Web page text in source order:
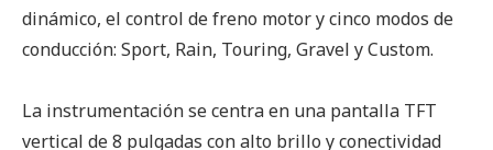
dinámico, el control de freno motor y cinco modos de
conducción: Sport, Rain, Touring, Gravel y Custom.
La instrumentación se centra en una pantalla TFT
vertical de 8 pulgadas con alto brillo y conectividad